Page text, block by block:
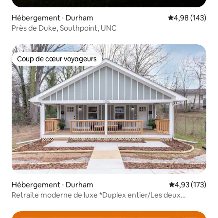
Hébergement ⋅ Durham Évaluation
4,98 (143)
Près de Duke, Southpoint, UNC
Coup de cœur voyageurs
Coup de cœur voyageurs
Hébergement ⋅ Durham Évaluation
4,93 (173)
Retraite moderne de luxe *Duplex entier/Les deux